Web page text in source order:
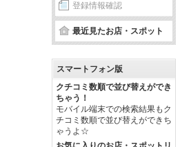
登録情報確認
最近見たお店・スポット
スマートフォン版
クチコミ数順で並び替えができ
ちゃう！
モバイル端末での検索結果もク
チコミ数順で並び替えができち
ゃうよ☆